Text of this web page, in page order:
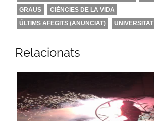
GRAUS
CIÈNCIES DE LA VIDA
ÚLTIMS AFEGITS (ANUNCIAT)
UNIVERSITAT
Relacionats